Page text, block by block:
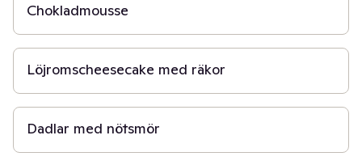
Chokladmousse
3 t
Löjromscheesecake med räkor
10 min
Dadlar med nötsmör
15 min